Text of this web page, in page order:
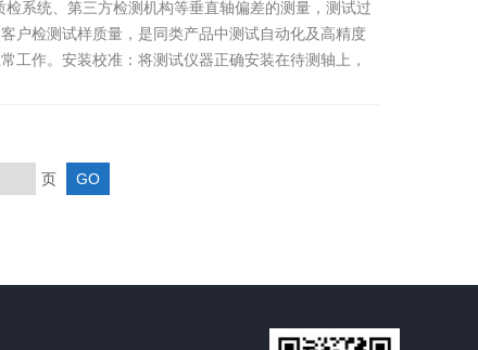
系统、第三方检测机构等垂直轴偏差的测量，测试过
户检测试样质量，是同类产品中测试自动化及高精度
工作。安装校准：将测试仪器正确安装在待测轴上，
页